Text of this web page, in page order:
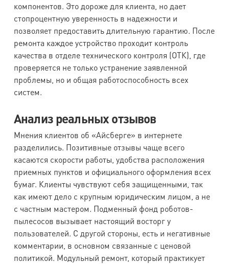
компонентов. Это дороже для клиента, но дает
стопроцентную уверенность в надежности и
позволяет предоставить длительную гарантию. После
ремонта каждое устройство проходит контроль
качества в отделе технического контроля (ОТК), где
проверяется не только устранение заявленной
проблемы, но и общая работоспособность всех
систем.
Анализ реальных отзывов
Мнения клиентов об «Айсберге» в интернете
разделились. Позитивные отзывы чаще всего
касаются скорости работы, удобства расположения
приемных пунктов и официального оформления всех
бумаг. Клиенты чувствуют себя защищенными, так
как имеют дело с крупным юридическим лицом, а не
с частным мастером. Подменный фонд роботов-
пылесосов вызывает настоящий восторг у
пользователей. С другой стороны, есть и негативные
комментарии, в основном связанные с ценовой
политикой. Модульный ремонт, который практикует